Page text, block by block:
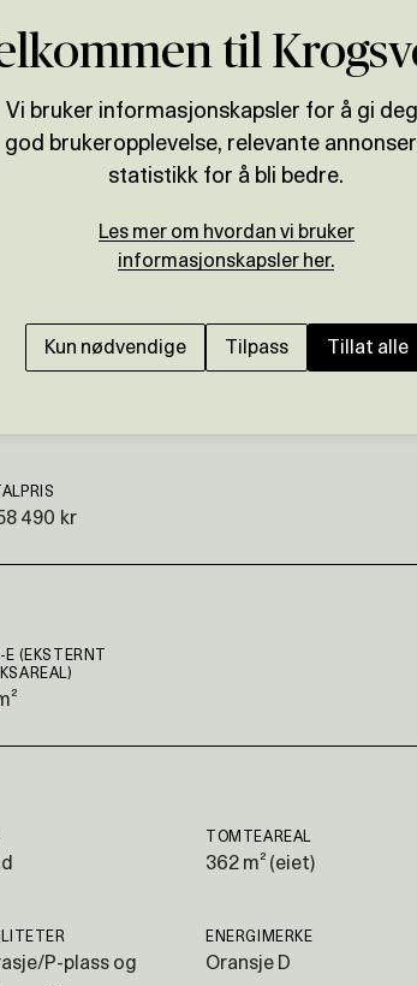
ÅSANE
Barnevennlig
solforhold -
490 kr
E (EKSTERNT
TOMTEAREAL
362 m² (eiet)
P-plass og
ENERGIMERKE
Oransje D
til
Vi bruker informasjonskapsler for å gi
god brukeropplevelse, relevante
statistikk for å bli bedre.
Les mer om hvordan vi bruker
informasjonskapsler her.
Kun nødvendige Tilpass Tillat alle